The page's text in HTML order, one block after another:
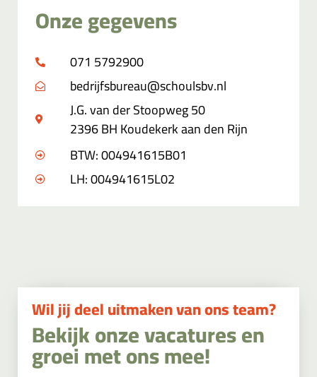
Onze gegevens
071 5792900
bedrijfsbureau@schoulsbv.nl
J.G. van der Stoopweg 50
2396 BH Koudekerk aan den Rijn
BTW: 004941615B01
LH: 004941615L02
Wil jij deel uitmaken van ons team?
Bekijk onze vacatures en
groei met ons mee!